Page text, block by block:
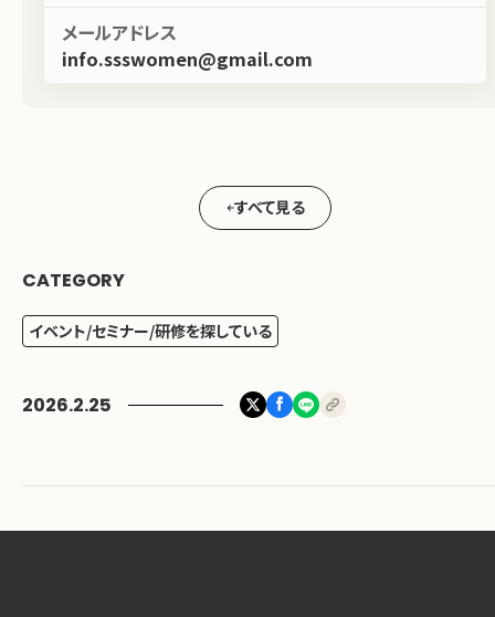
2026.2.25
メールアドレス
info.ssswomen@gmail.com
すべて見る
CATEGORY
イベント/セミナー/研修を探している